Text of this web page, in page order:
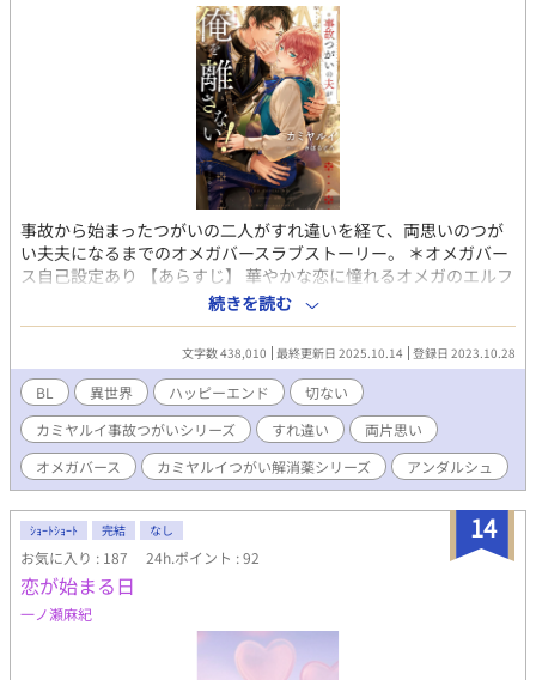
事故から始まったつがいの二人がすれ違いを経て、両思いのつが
い夫夫になるまでのオメガバースラブストーリー。 ＊オメガバー
ス自己設定あり 【あらすじ】 華やかな恋に憧れるオメガのエルフ
ィーは、アカデミーのアイドルアルファとつがいになりたいと、
卒業パーティーの夜に彼を呼び出し告白を決行する。だがなぜか
やって来たのはアルファの幼馴染のクラウス。クラウスは堅物の
唐変木でなぜかエルフィーを嫌っている上、双子の弟の想い人
だ。 エルフィーは好きな人が来ないショックでお守りとして持っ
ていたヒート誘発剤を誤発させ、ヒートを起こしてしまう。 そし
て目覚めると、明らかに事後であり、うなじには番成立の咬み痕
が！ ダブルショックのエルフィーと怒り心頭の弟。エルフィーは
治癒魔法で番解消薬を作ると誓うが、すぐにクラウスがやってき
物】 受け：エルフィー・セルドラン（２０）幼馴染のアルファと
事故つがいになってしまった治癒魔力持ちのオメガ。王立アカデ
ミーを卒業したばかりで、家業の医薬品ラボで仕事をしている 攻
め：クラウス・モンテカルスト（２０）エルフィーと事故つがい
になったアルファ。公爵家の跡継ぎで王都騎士団の精鋭騎士。
続きを読む
文字数 438,010 最終更新日 2025.10.14 登録日 2023.10.28
BL 異世界 ハッピーエンド
切ない
カミヤルイ事故つがいシリーズ
すれ違い
両片思い
オメガバース
カミヤルイつがい解消薬シリーズ アンダルシュ
14
ｼｮｰﾄｼｮｰﾄ 完結 なし
お気に入り : 187 24h.ポイント : 92
恋が始まる日
一ノ瀬麻紀